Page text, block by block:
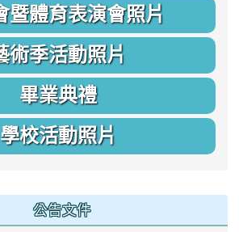
暨體育表演會照片
術季活動照片
畢業典禮
學校活動照片
公告文件